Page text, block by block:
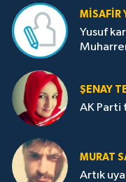
MISAFIR
Yusuf
ŞENAY
AK Parti
MURAT
Artık